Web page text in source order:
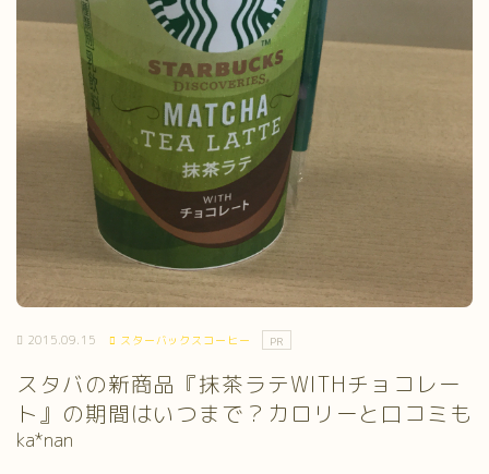
2015.09.15 スターバックスコーヒー PR
スタバの新商品『抹茶ラテWITHチョコレー
ト』の期間はいつまで？カロリーと口コミも
ka*nan